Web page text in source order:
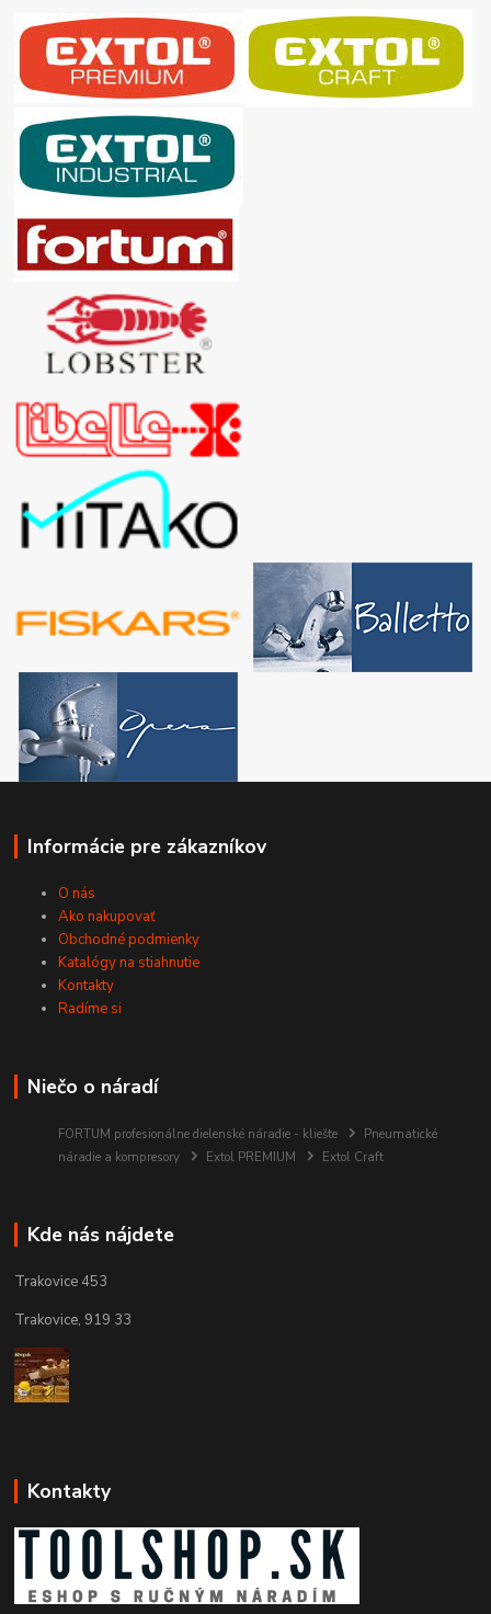
Informácie pre zákazníkov
O nás
Ako nakupovať
Obchodné podmienky
Katalógy na stiahnutie
Kontakty
Radíme si
Niečo o náradí
FORTUM profesionálne dielenské náradie - kliešte
Pneumatické
náradie a kompresory
Extol PREMIUM Extol Craft
Kde nás nájdete
Trakovice 453
Trakovice, 919 33
Kontakty